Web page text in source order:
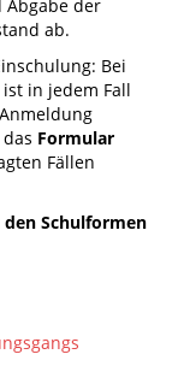
Abgabe der
ab.
Bei
in jedem Fall
Formular
Fällen
Schulformen